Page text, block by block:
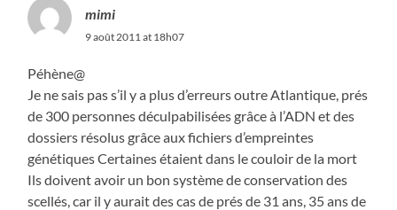
mimi
9 août 2011 at 18h07
Péhène@
Je ne sais pas s’il y a plus d’erreurs outre Atlantique, prés
de 300 personnes déculpabilisées grâce à l’ADN et des
dossiers résolus grâce aux fichiers d’empreintes
génétiques Certaines étaient dans le couloir de la mort
Ils doivent avoir un bon système de conservation des
scellés, car il y aurait des cas de prés de 31 ans, 35 ans de